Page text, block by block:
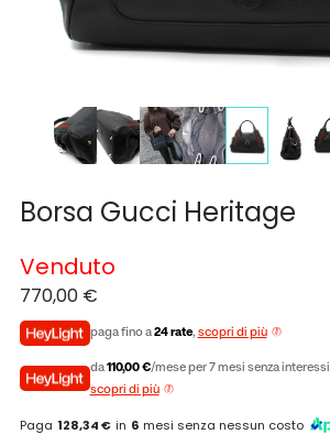
Borsa Gucci Heritage
770,00 €
paga fino a24 rate, scopri di più
da110,00 €/mese per 7 mesi senza interessi
scopri di più
Paga 128,34 € in 6 mesi senza nessun costo
Venduto